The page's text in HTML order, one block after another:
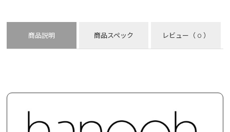
商品説明 商品スペック レビュー （ 0 ）